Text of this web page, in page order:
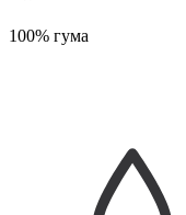
100% гума